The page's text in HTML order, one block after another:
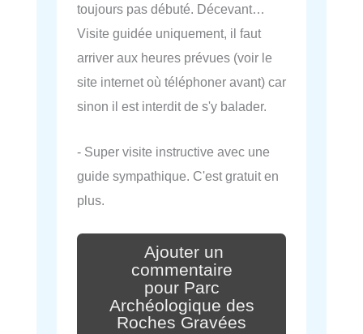
toujours pas débuté. Décevant…
Visite guidée uniquement, il faut
arriver aux heures prévues (voir le
site internet où téléphoner avant) car
sinon il est interdit de s'y balader.
- Super visite instructive avec une
guide sympathique. C'est gratuit en
plus.
Ajouter un
commentaire
pour Parc
Archéologique des
Roches Gravées